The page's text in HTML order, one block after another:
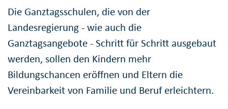
Die Ganztagsschulen, die von der
Landesregierung - wie auch die
Ganztagsangebote - Schritt für Schritt ausgebaut
werden, sollen den Kindern mehr
Bildungschancen eröffnen und Eltern die
Vereinbarkeit von Familie und Beruf erleichtern.